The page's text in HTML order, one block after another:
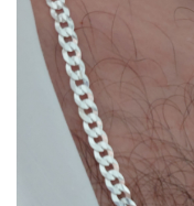
Inele
Lanturi
Bratari
Talismane
Verighete
Bijuterii din argint placate